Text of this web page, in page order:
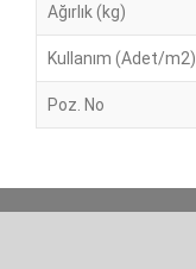
Ağırlık (kg)
Kullanım (Adet/m2)
Poz. No